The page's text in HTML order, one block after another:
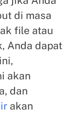
di masa
file atau
Anda dapat
akan
dan
akan